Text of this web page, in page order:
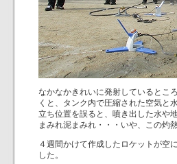
なかなかきれいに発射しているとこ
くと、タンク内で圧縮された空気と
立ち位置を誤ると、噴き出した水や
まみれ泥まみれ・・・いや、この灼
４週間かけて作成したロケットが空
した。